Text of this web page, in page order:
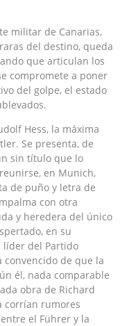
militar de Canarias,
del destino, queda
que articulan los
compromete a poner
del golpe, el estado
Hess, la máxima
Se presenta, de
sin título que lo
en Munich,
de puño y letra de
con otra
y heredera del único
en su
líder del Partido
convencido de que la
él, nada comparable
obra de Richard
corrían rumores
el Führer y la